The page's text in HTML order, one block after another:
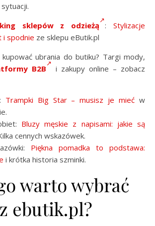
sklepów z odzieżą :Stylizacje
i spodnie ze sklepu eButik.pl
ubrania do butiku? Targi mody,
B2B
i zakupy online – zobacz
Trampki Big Star – musisz je mieć w
Bluzy męskie z napisami: jakie są
cennych wskazówek.
Piękna pomadka to podstawa:
i krótka historia szminki.
warto wybrać
ebutik.pl?